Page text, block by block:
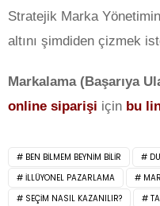
Stratejik Marka
altını şimdiden çizmek
Markalama (Başarıya
online siparişi için bu
BEN BILMEM BEYNIM BILIR
ILLÜYONEL PAZARLAMA
SEÇIM NASIL KAZANILIR?